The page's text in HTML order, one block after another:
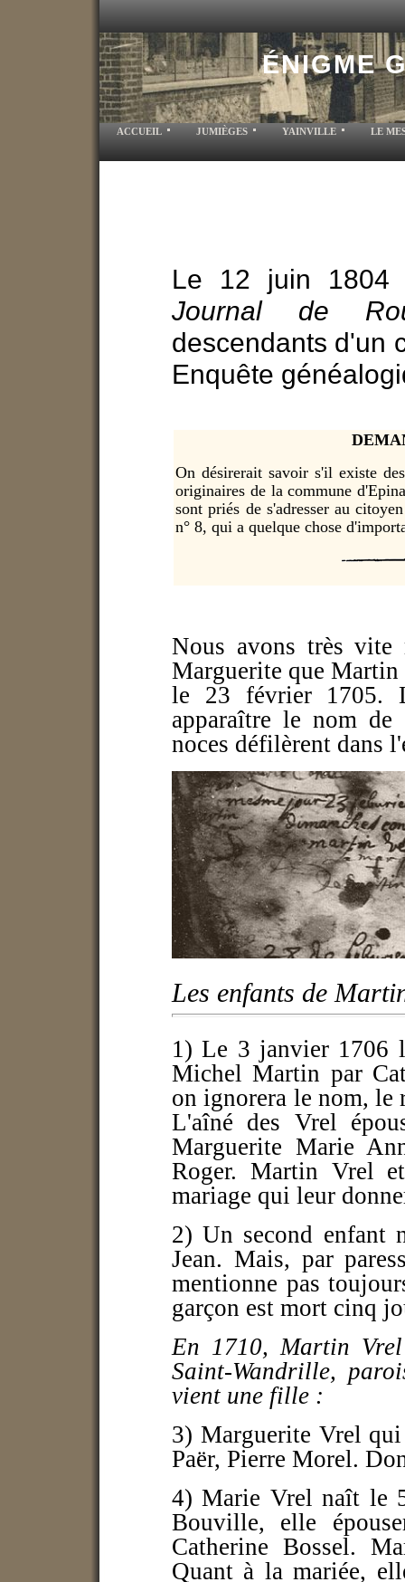
ÉNIGME
ACCUEIL JUMIÈGES YAINVILLE LE
Le 12 juin 1804
Journal de
descendants d'un
Enquête
On désirerait savoir s'il existe
originaires de la commune
sont priés de s'adresser au
n° 8, qui a quelque chose
Nous avons très vite
Marguerite que
le 23 février 1705.
apparaître le nom de
noces défilèrent dans
Les enfants de
1) Le 3 janvier 1706
Michel Martin par
on ignorera le nom, le
L'aîné des Vrel
Marguerite Marie
Roger. Martin Vrel
mariage qui leur
2) Un second enfant
Jean. Mais, par
mentionne pas
garçon est mort cinq
En 1710, Martin
Saint-Wandrille,
vient une fille :
3) Marguerite Vrel
Paër, Pierre Morel.
4) Marie Vrel naît le
Bouville, elle
Catherine Bossel.
Quant à la mariée,